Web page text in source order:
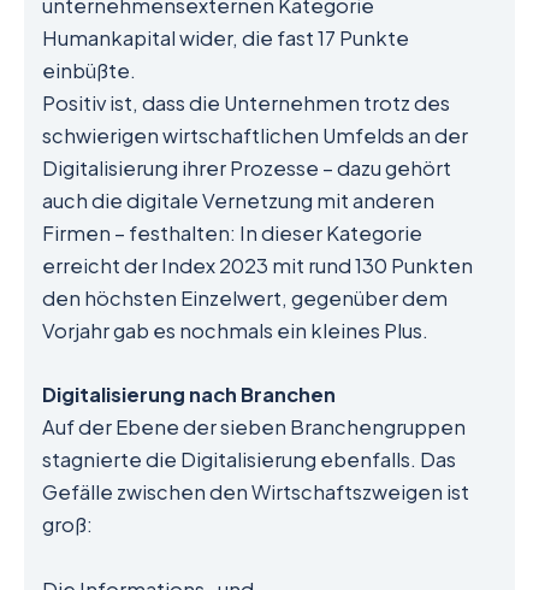
unternehmensexternen Kategorie
Humankapital wider, die fast 17 Punkte
einbüßte.
Positiv ist, dass die Unternehmen trotz des
schwierigen wirtschaftlichen Umfelds an der
Digitalisierung ihrer Prozesse – dazu gehört
auch die digitale Vernetzung mit anderen
Firmen – festhalten: In dieser Kategorie
erreicht der Index 2023 mit rund 130 Punkten
den höchsten Einzelwert, gegenüber dem
Vorjahr gab es nochmals ein kleines Plus.
Digitalisierung nach Branchen
Auf der Ebene der sieben Branchengruppen
stagnierte die Digitalisierung ebenfalls. Das
Gefälle zwischen den Wirtschaftszweigen ist
groß: